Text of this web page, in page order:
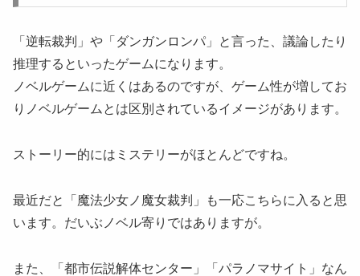
「逆転裁判」や「ダンガンロンパ」と言った、議論したり
推理するといったゲームになります。
ノベルゲームに近くはあるのですが、ゲーム性が増してお
りノベルゲームとは区別されているイメージがあります。
ストーリー的にはミステリーがほとんどですね。
最近だと「魔法少女ノ魔女裁判」も一応こちらに入ると思
います。だいぶノベル寄りではありますが。
また、「都市伝説解体センター」「パラノマサイト」なん